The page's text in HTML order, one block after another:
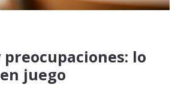
preocupaciones: lo
juego